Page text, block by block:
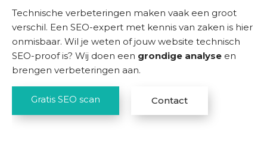
Technische verbeteringen maken vaak een groot
verschil. Een SEO-expert met kennis van zaken is hier
onmisbaar. Wil je weten of jouw website technisch
SEO-proof is? Wij doen een grondige analyse en
brengen verbeteringen aan.
Gratis SEO scan Contact